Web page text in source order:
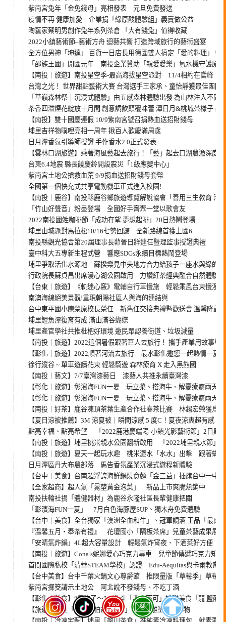
紫南宮兔年「金兔錢母」亮相發表 元旦免費發送
疫情不再 健康加愛 企業捐「綠原酸體驗組」義賣做公益
陶藝家蔡明男創作兔年系列茶倉 「大有錢兔」值得收藏
2022小鎮藝術節–藝術方舟 迴藝共響 打造跨域旅行的藝術盛宴
全方位男神「坤達」 百貨一日店長用德國雙人搞定「愛的料理」 !
「邵族王國」開國元年 南投企業贊助「親愛愛樂」氫水機守護原
【南投｜旅遊】南投星空季-最高海拔星空派對 11/4相約在鳶峰
台灣之光！ 世界甜點藝術大賽 台灣選手王家承、童怡靜獲最佳團隊
「草嶺森林祭｜沉浸式體驗」由五感森林體驗出發 為山林注入不同
茶香四溢煙花綻放十月間 創意調飲顛覆味蕾 潭日月&桃城茶樣子 最
【南投】雙十國慶連假 10/9紫南宮號召捐熱血送招財錢母
埔里吉祥物噗哩亮相一周年 揪百人歡慶滿周歲
日月潭香氛引導師授證 手作香水2.0正式發表
【雲林口湖旅遊】乘著海風藝起去旅行！「藝」起去口湖農漁深度
台東6.4地震 縣長饒慶鈴開設震災「1級應變中心」
紫南宮土地公搶救血荒 9/9捐血送招財錢母套幣
全國第一個快充式共享電動機車正式進入校園!
【南投｜鹿谷】南投縣鹿谷鄉旅遊導覽解說協會「善用三生教育 活
「竹山好聲音」粉墨登場 全國好手齊聚一堂以歌會友
2022南投國姓咖啡節「成功在望 夢想起啡」20日熱鬧登場
埔里山城派對馬拉松10/16七勢回歸 全新路線首獲上國6
南投縣觀光協會第20屆理事長茆晉日牂連任暨理監事授證典禮
臺中科大五專新生程式營 響應SDGs永續目標熱鬧登場
埔里爭取活化水源地 蘇揆樂見中央地方合力給孩子一座水與綠的
行政院長蘇貞昌出席漫心湖公園啟用 力讚紅茶經典融合自然體驗
【台東｜旅遊】《軌迷心竅》電輔自行車慢旅 輕鬆乘風台東慢漫遊
南澳海線絕美景觀!重現朝陽社區人與海的連結與
台中東平國小陳榮原校長榮任 新舊任交接典禮暨歡送會 溫馨隆重
埔里鯉魚潭復育有成 滿山滿谷蝴蝶
埔里產官學社共推枇杷好環境 邀民眾認養街道、垃圾減量
【南投｜旅遊】2022這個暑假跟著巨人去旅行！ 攜手產業用故事導
【彰化｜旅遊】2022順著河流去旅行 最水彰化邀您一起熱情一夏
徐行縱谷 ~ 單車遊讀花東 輕鬆騎遊 森林療育 X 走入黑熊國
【南投｜藝文】7/7臺灣漆藝日 漆藝人共推永續臺灣漆
【彰化｜旅遊】彰濱海FUN一夏 玩立槳、搭海牛、解憂療癒兩天
【彰化｜旅遊】彰濱海FUN一夏 玩立槳、搭海牛、解憂療癒兩天
【南投｜好茶】鹿谷凍頂茶葉生產合作社春茶比賽 林錫宏榮獲烏
【夏日涼被推薦】3M 涼夏被｜瞬間涼感 5 度C！夏夜涼爽超有感
點亮幸福、點亮希望 「2022鹿港慶端陽-小鎮光影藝術節」2日點
【南投｜旅遊】埔里桃米親水公園翻新啟用 「2022埔里親水節」
【南投｜旅遊】夏天一起玩水趣 桃米澀水「水水」出擊 跟著蝴
日月潭區丹大布農部落 馬告香氛產業沉浸式遊程新體驗
【台中｜美食】台南超浮誇海鮮鍋燒意麵「金三益」插旗台中一
【全家超商】超人氣「晁堃黃金泡菜」 新品上市爽脆熱銷中
南投扶輪社捐「體健器材」為鹿谷永隆社區長輩健康把關
「彰濱海FUN一夏」 7月白色海豚屋SUP、獨木舟免費體驗
【台中｜美食】全台獨家「澳洲全血和牛」、冠軍調酒 王品「最肉
『溫馨五月‧奉茶有禮』 花壇國小「隔板茶席」兒童茶藝成果展
「安晴氣炸鍋」4L超大容量設計 輕鬆氣炸宵夜、下酒菜好方便
【南投｜旅遊】Cona’s妮娜愛心巧克力專車 兒童節傳遞巧克力知
首間國際私校「清華STEAM學校」認證 Edu-Aequitas與卡爾教育
【台中美食】台中千葉火鍋文心尊爵館 推限量版「草莓季」草莓
紫南宮擲筊請示土地公 阿北說不發錢母、不吃丁酒
【彰化｜美食】“氣炸了～” 北斗「非吃不可」排隊美食「龍 鹽酥
【旅遊】國姓「小品真柏盆栽DIY」 動手雕塑療癒小物